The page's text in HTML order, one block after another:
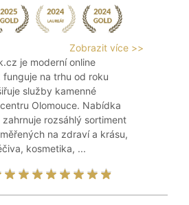
Zobrazit více >>
je moderní online
funguje na trhu od roku
služby kamenné
Olomouce. Nabídka
zahrnuje rozsáhlý sortiment
na zdraví a krásu,
kosmetika, ...